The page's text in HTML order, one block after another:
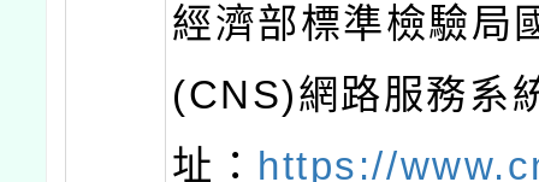
經濟部標準檢驗局
(CNS)網路服務系
址： https://